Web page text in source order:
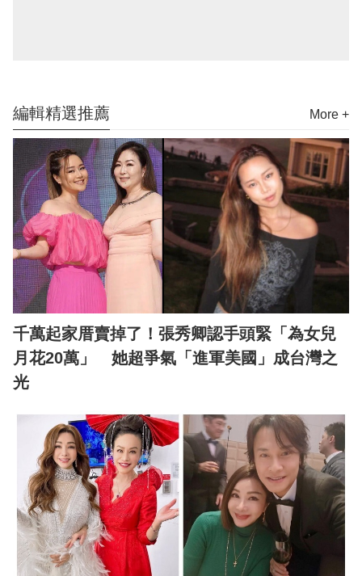
編輯精選推薦 More +
千萬起家厝賣掉了！張秀卿認手頭緊「為女兒
月花20萬」 她超爭氣「進軍美國」成台灣之
光